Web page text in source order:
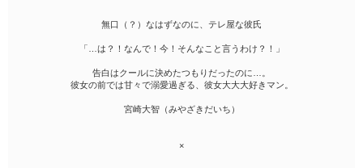
無口（？）なはずなのに、テレ屋な彼氏
「…は？！なんで！今！そんなこと言うわけ？！」
告白はクールに決めたつもりだったのに…。
彼女の前では甘々で溺愛過ぎる、彼女大大大好きマン。
宮崎大智（みやざきだいち）
×